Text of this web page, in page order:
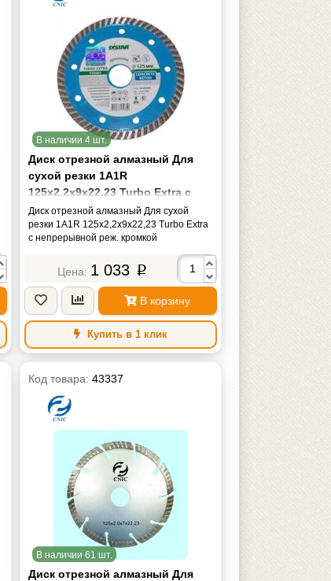
В наличии 4 шт.
Диск отрезной алмазный Для
сухой резки 1A1R
125х2,2х9х22,23 Turbo Extra с
непрерывной реж. кромкой
Диск отрезной алмазный Для сухой
резки 1A1R 125х2,2х9х22,23 Turbo Extra
с непрерывной реж. кромкой
1 033 p
В корзину
Купить в 1 клик
Код товара:43337
В наличии 61 шт.
Диск отрезной алмазный Для